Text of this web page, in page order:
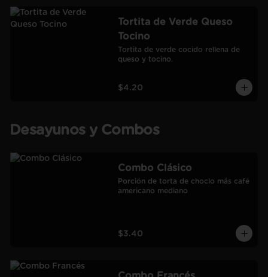
Tortita de Verde Queso
Tocino
Tortita de verde cocido rellena de
queso y tocino.
$4.20
Desayunos y Combos
Combo Clásico
Porción de torta de choclo más café
americano mediano
$3.40